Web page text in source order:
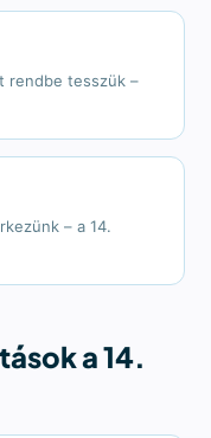
rendbe tesszük –
– a 14.
a 14.